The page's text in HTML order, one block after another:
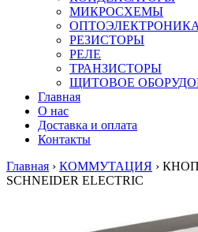
МИКРОСХЕМЫ
ОПТОЭЛЕКТРОНИКА
РЕЗИСТОРЫ
РЕЛЕ
ТРАНЗИСТОРЫ
ЩИТОВОЕ
Главная
О нас
Доставка и оплата
Контакты
Главная › КОММУТАЦИЯ ›
SCHNEIDER ELECTRIC